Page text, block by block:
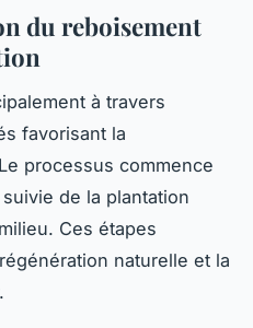
du reboisement
à travers
favorisant la
processus commence
de la plantation
Ces étapes
naturelle et la